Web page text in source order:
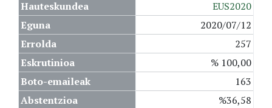
Hauteskundea
EUS2020
Eguna
2020/07/12
Errolda
257
Eskrutinioa
% 100,00
Boto-emaileak
163
Abstentzioa
%36,58